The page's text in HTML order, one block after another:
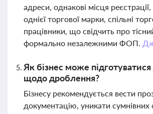
адреси, однакові місця
однієї торгової марки, спільні
працівники, що свідчить про
формально незалежними ФОП.
Як бізнес може
щодо дроблення?
Бізнесу рекомендується вести
документацію, уникати сумнівних